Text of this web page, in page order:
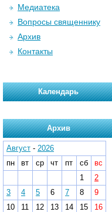
Медиатека
Вопросы священнику
Архив
Контакты
Календарь
Архив
Август - 2026
пн
вт ср чт пт сб
вс
1
2
3
4 5 6 7 8
9
10
11 12 13 14 15
16